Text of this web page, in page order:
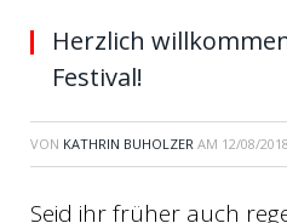
Herzlich
Festival!
VON KATHRIN BUHOLZER AM 12/08/2018
Seid ihr früher auch